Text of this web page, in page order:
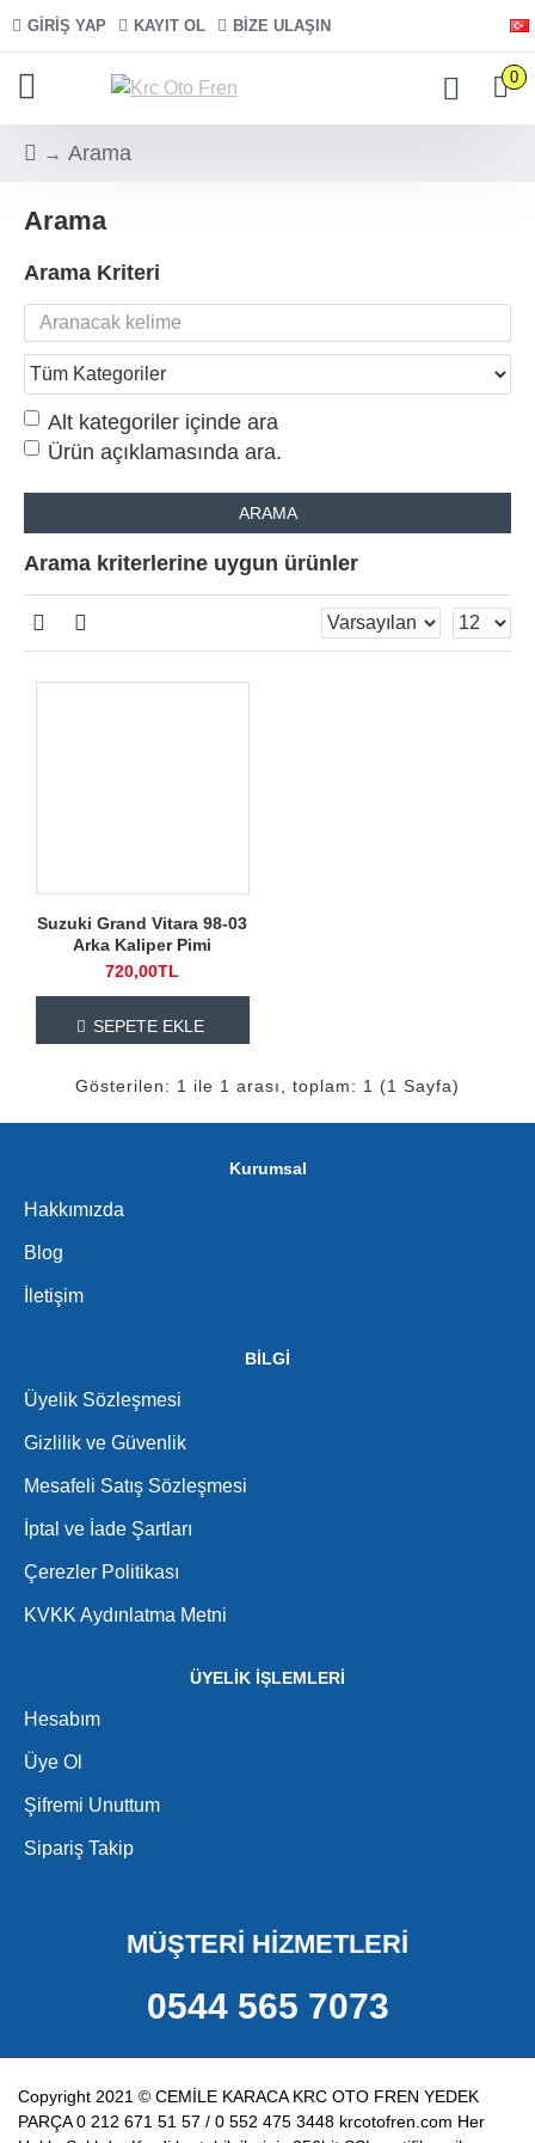
GIRIŞ YAP KAYIT OL BIZE ULAŞIN
0
Arama
Arama
Arama Kriteri
Alt kategoriler içinde ara
Ürün açıklamasında ara.
ARAMA
Arama kriterlerine uygun ürünler
Suzuki Grand Vitara 98-03
Arka Kaliper Pimi
720,00TL
SEPETE EKLE
Gösterilen: 1 ile 1 arası, toplam: 1 (1 Sayfa)
Kurumsal
Hakkımızda
Blog
İletişim
BİLGİ
Üyelik Sözleşmesi
Gizlilik ve Güvenlik
Mesafeli Satış Sözleşmesi
İptal ve İade Şartları
Çerezler Politikası
KVKK Aydınlatma Metni
ÜYELİK İŞLEMLERİ
Hesabım
Üye Ol
Şifremi Unuttum
Sipariş Takip
MÜŞTERİ HİZMETLERİ
0544 565 7073
Copyright 2021 © CEMİLE KARACA KRC OTO FREN YEDEK
PARÇA 0 212 671 51 57 / 0 552 475 3448 krcotofren.com Her